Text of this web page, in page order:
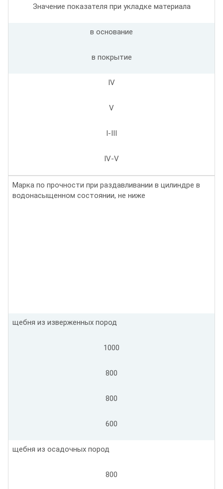
Значение показателя при укладке материала
в основание
в покрытие
IV
V
I-III
IV-V
Марка по прочности при раздавливании в цилиндре в
водонасыщенном состоянии, не ниже
щебня из изверженных пород
1000
800
800
600
щебня из осадочных пород
800